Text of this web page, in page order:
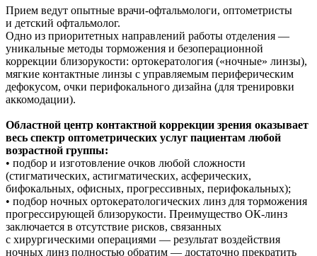
Прием ведут опытные врачи-офтальмологи, оптометристы
и детский офтальмолог.
Одно из приоритетных направлений работы отделения —
уникальные методы торможения и безоперационной
коррекции близорукости: ортокератология («ночные» линзы),
мягкие контактные линзы с управляемым периферическим
дефокусом, очки перифокального дизайна (для тренировки
аккомодации).
Областной центр контактной коррекции зрения оказывает
весь спектр оптометрических услуг пациентам любой
возрастной группы:
• подбор и изготовление очков любой сложности
(стигматических, астигматических, асферических,
бифокальных, офисных, прогрессивных, перифокальных);
• подбор ночных ортокератологических линз для торможения
прогрессирующей близорукости. Преимущество ОК-линз
заключается в отсутствие рисков, связанных
с хирургическими операциями — результат воздействия
ночных линз полностью обратим — достаточно прекратить